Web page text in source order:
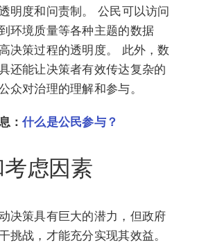
明度和问责制。 公民可以访问
环境质量等各种主题的数据
决策过程的透明度。 此外，数
还能让决策者有效传达复杂的
众对治理的理解和参与。
：什么是公民参与？
虑因素
决策具有巨大的潜力，但政府
挑战，才能充分实现其效益。